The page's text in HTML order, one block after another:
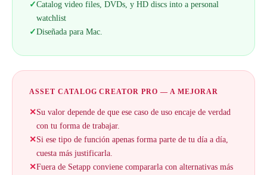
✓Catalog video files, DVDs, y HD discs into a personal
watchlist
✓Diseñada para Mac.
ASSET CATALOG CREATOR PRO — A MEJORAR
✕Su valor depende de que ese caso de uso encaje de verdad
con tu forma de trabajar.
✕Si ese tipo de función apenas forma parte de tu día a día,
cuesta más justificarla.
✕Fuera de Setapp conviene compararla con alternativas más